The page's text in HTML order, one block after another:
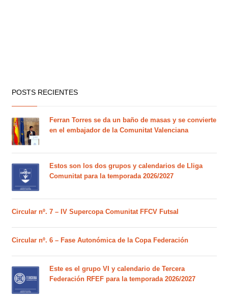
POSTS RECIENTES
Ferran Torres se da un baño de masas y se convierte
en el embajador de la Comunitat Valenciana
Estos son los dos grupos y calendarios de Lliga
Comunitat para la temporada 2026/2027
Circular nº. 7 – IV Supercopa Comunitat FFCV Futsal
Circular nº. 6 – Fase Autonómica de la Copa Federación
Este es el grupo VI y calendario de Tercera
Federación RFEF para la temporada 2026/2027